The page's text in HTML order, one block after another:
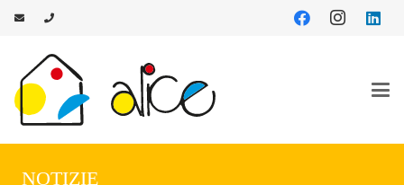
NOTIZIE